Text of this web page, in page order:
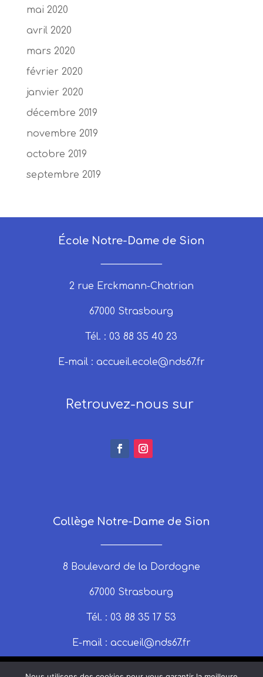
mai 2020
avril 2020
mars 2020
février 2020
janvier 2020
décembre 2019
novembre 2019
octobre 2019
septembre 2019
École Notre-Dame de Sion
2 rue Erckmann-Chatrian
67000 Strasbourg
Tél. : 03 88 35 40 23
E-mail : accueil.ecole@nds67.fr
Retrouvez-nous sur
Collège Notre-Dame de Sion
8 Boulevard de la Dordogne
67000 Strasbourg
Tél. : 03 88 35 17 53
E-mail : accueil@nds67.fr